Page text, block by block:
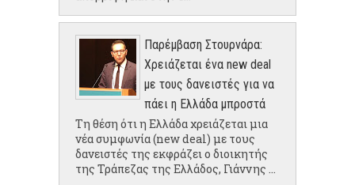
Παρέμβαση Στουρνάρα:
Χρειάζεται ένα new deal
με τους δανειστές για να
πάει η Ελλάδα μπροστά
Τη θέση ότι η Ελλάδα χρειάζεται μια
νέα συμφωνία (new deal) με τους
δανειστές της εκφράζει ο διοικητής
της Τράπεζας της Ελλάδος, Γιάννης ...